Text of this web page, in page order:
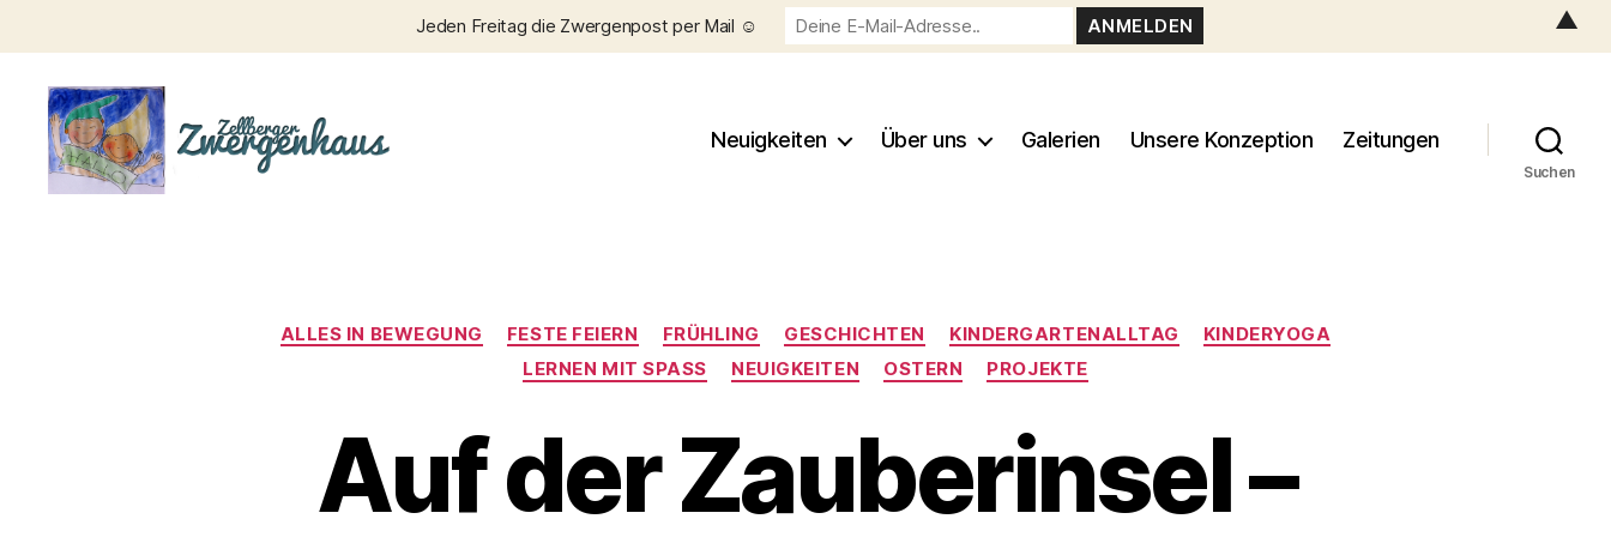
Neuigkeiten Über uns Galerien Unsere Konzeption Zeitungen
Suchen
Kategorien
ALLES IN BEWEGUNG FESTE FEIERN FRÜHLING GESCHICHTEN KINDERGARTENALLTAG
KINDERYOGA
LERNEN MIT SPASS
NEUIGKEITEN OSTERN PROJEKTE
Auf der Zauberinsel –
Jeden Freitag die Zwergenpost per Mail ☺️ ▲